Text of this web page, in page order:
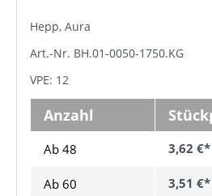
Hepp, Aura
Art.-Nr. BH.01-0050-1750.KG
VPE: 12
Anzahl
Ab 48 3,62 €*
Ab 60 3,51 €*